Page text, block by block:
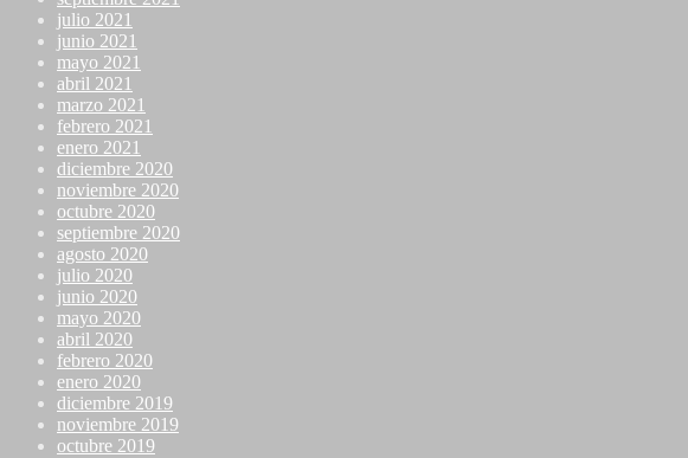
julio 2021
junio 2021
mayo 2021
abril 2021
marzo 2021
febrero 2021
enero 2021
diciembre 2020
noviembre 2020
octubre 2020
septiembre 2020
agosto 2020
julio 2020
junio 2020
mayo 2020
abril 2020
febrero 2020
enero 2020
diciembre 2019
noviembre 2019
octubre 2019